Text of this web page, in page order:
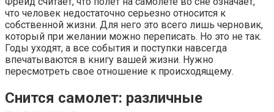
что человек недостаточно серьезно относится к
собственной жизни. Для него это всего лишь черновик,
который при желании можно переписать. Но это не так.
Годы уходят, а все события и поступки навсегда
впечатываются в книгу вашей жизни. Нужно
пересмотреть свое отношение к происходящему.
Снится самолет: различные